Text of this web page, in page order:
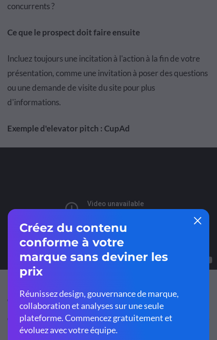
concurrents ?
Ce que le prospect doit faire ensuite
Incluez toujours une incitation à l'action à la fin de votre
présentation, comme une invitation à poser des questions
ou une demande de visite du site pour plus
d'informations.
Exemple d'elevator pitch : CupAd
Conseils pour créer un Elevator Pitch
Chronométrez-le à l'avance :rappelez-vous que la durée
moyenne d'un elevator pitch est de 40 secondes. C'est